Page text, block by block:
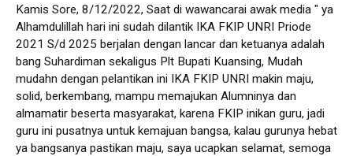
Kamis Sore, 8/12/2022, Saat di wawancarai awak media " ya
Alhamdulillah hari ini sudah dilantik IKA FKIP UNRI Priode
2021 S/d 2025 berjalan dengan lancar dan ketuanya adalah
bang Suhardiman sekaligus Plt Bupati Kuansing, Mudah
mudahn dengan pelantikan ini IKA FKIP UNRI makin maju,
solid, berkembang, mampu memajukan Alumninya dan
almamatir beserta masyarakat, karena FKIP inikan guru, jadi
guru ini pusatnya untuk kemajuan bangsa, kalau gurunya hebat
ya bangsanya pastikan maju, saya ucapkan selamat, semoga